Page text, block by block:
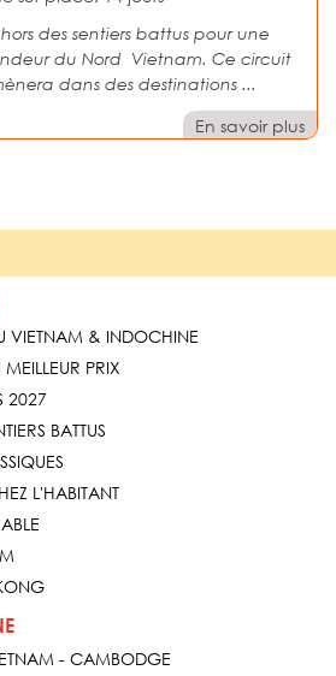
des sentiers battus pour une
du Nord Vietnam. Ce circuit
dans des destinations ...
En savoir plus
& INDOCHINE
PRIX
2027
BATTUS
L'HABITANT
- CAMBODGE